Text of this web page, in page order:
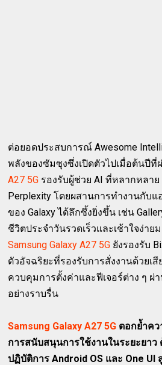
ต่อยอดประสบการณ์ Awesome
พลังของซัมซุงซึ่งเปิดตัวไปเมื่อต้นปี
A27 5G รองรับผู้ช่วย AI ที่หลากหลาย
Perplexity โดยผสานการทำงานกับ
ของ Galaxy ได้ลึกซึ้งยิ่งขึ้น เช่น
ชีวิตประจำวันรวดเร็วและเช้าใจง่า
Samsung Galaxy A27 5G ยังรองรับ
ตัวอัจฉริยะที่รองรับการสั่งงานด้วยเ
ควบคุมการตั้งค่าและฟีเจอร์ต่าง ๆ ผ่
อย่างราบรื่น
Samsung Galaxy A27 5G ตอกย้ำค
การสนับสนุนการใช้งานในระยะยาว
ปฏิบัติการ Android OS และ One UI